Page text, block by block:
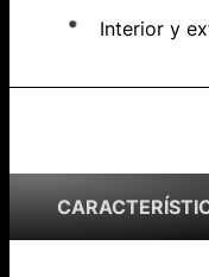
Interior y